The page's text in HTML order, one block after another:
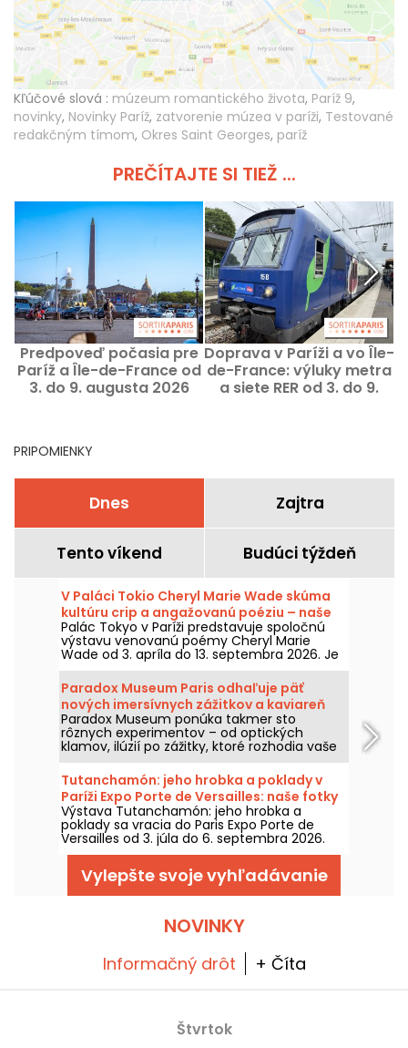
Kľúčové slová : múzeum romantického života, Paríž 9,
novinky, Novinky Paríž, zatvorenie múzea v paríži, Testované
redakčným tímom, Okres Saint Georges, paríž
PREČÍTAJTE SI TIEŽ ...
Predpoveď počasia pre
Paríž a Île-de-France od
3. do 9. augusta 2026
Doprava v Paríži a vo Île-
de-France: výluky metra
a siete RER od 3. do 9.
PRIPOMIENKY
Dnes Zajtra
Tento víkend Budúci týždeň
V Paláci Tokio Cheryl Marie Wade skúma
kultúru crip a angažovanú poéziu – naše
fotografie.
Palác Tokyo v Paríži predstavuje spoločnú
výstavu venovanú poémy Cheryl Marie
Wade od 3. apríla do 13. septembra 2026. Je
venovaná tejto osobe zo scény crip v
Berkeley a trasa výstavy spája archívy,
performancie a inštalácie, aby predstavila
slovo, ktoré je zároveň poetické, militantné a
späté s históriou postihnutia.
Paradox Museum Paris odhaľuje päť
nových imersívnych zážitkov a kaviareň
Hans & Gretel
Paradox Museum ponúka takmer sto
rôznych experimentov – od optických
klamov, ilúzií po zážitky, ktoré rozhodia vaše
zmysly – a všetko vás čaká v srdci Paríža.
Určite si zamilujete, ako vás dokážu oklamať,
a budete si môcť zachytiť surrealistické
snímky. Do zážitkového okruhu pribudlo päť
nových interaktívnych inštalácií, je najvyšší
čas vybrať sa na cestu plnú zmyslových
objavov! A ako čerešnička na torte vás čaká
úplne nový hutný kaviareň Hans & Gretel,
ktorá vás doslova chytí svojou chuťou.
Tutanchamón: jeho hrobka a poklady v
Paríži Expo Porte de Versailles: naše fotky
Výstava Tutanchamón: jeho hrobka a
poklady sa vracia do Paris Expo Porte de
Versailles od 3. júla do 6. septembra 2026.
Rekonštrukcie hrobu, pohrebné poklady,
audio sprievodca, ponorivá sála a VR zážitok:
zistite, čo vás čaká na mieste, na snímkach.
Vylepšte svoje vyhľadávanie
NOVINKY
Informačný drôt + Číta
Štvrtok